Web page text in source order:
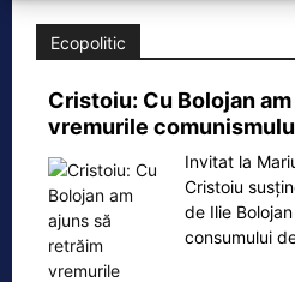
Ecopolitic
Cristoiu: Cu Bolojan
vremurile
Invitat la
Cristoiu
de Ilie
consumului